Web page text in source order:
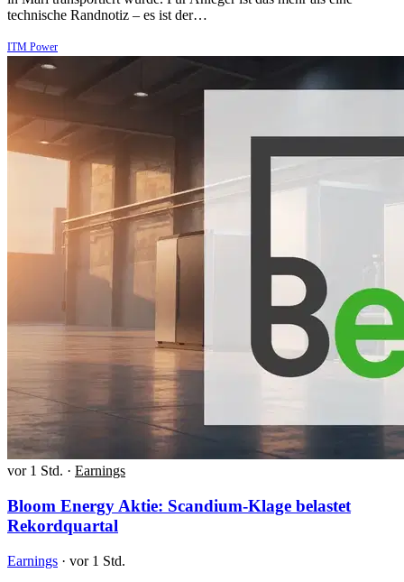
technische Randnotiz – es ist der…
ITM Power
vor 1 Std. · Earnings
Bloom Energy Aktie: Scandium-Klage belastet
Rekordquartal
Earnings · vor 1 Std.